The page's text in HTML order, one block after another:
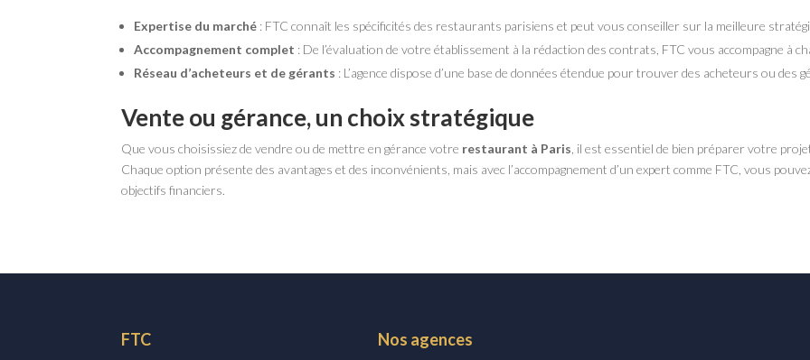
Expertise du marché : FTC connaît les spécificités des restaurants parisiens et peut vous conseiller sur la meilleure
Accompagnement complet : De l’évaluation de votre établissement à la rédaction des contrats, FTC vous accompagne à
Réseau d’acheteurs et de gérants : L’agence dispose d’une base de données étendue pour trouver des acheteurs ou des
Vente ou gérance, un choix stratégique
Que vous choisissiez de vendre ou de mettre en gérance votre restaurant à Paris , il est essentiel de bien préparer votre
Chaque option présente des avantages et des inconvénients, mais avec l’accompagnement d’un expert comme FTC, vous
objectifs financiers.
FTC Nos agences